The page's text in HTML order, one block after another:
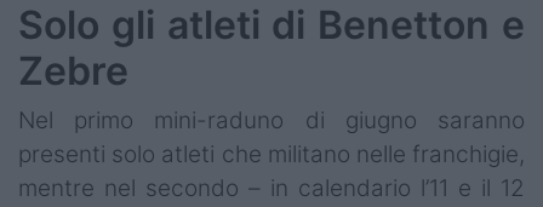
Solo gli atleti di Benetton e
Zebre
Nel primo mini-raduno di giugno saranno
presenti solo atleti che militano nelle franchigie,
mentre nel secondo – in calendario l’11 e il 12